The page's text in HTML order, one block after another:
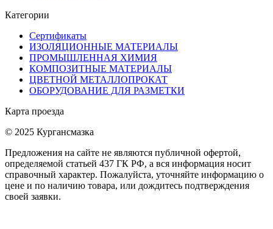
Категории
Сертификаты
ИЗОЛЯЦИОННЫЕ МАТЕРИАЛЫ
ПРОМЫШЛЕННАЯ ХИМИЯ
КОМПОЗИТНЫЕ МАТЕРИАЛЫ
ЦВЕТНОЙ МЕТАЛЛОПРОКАТ
ОБОРУДОВАНИЕ ДЛЯ РАЗМЕТКИ
Карта проезда
© 2025 Кургансмазка
Предложения на сайте не являются публичной офертой,
определяемой статьей 437 ГК РФ, а вся информация носит
справочный характер. Пожалуйста, уточняйте информацию о
цене и по наличию товара, или дождитесь подтверждения
своей заявки.